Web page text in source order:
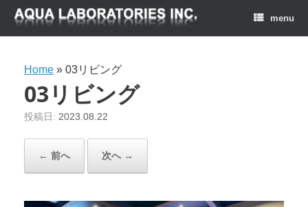
menu
Home » 03リビング
03リビング
投稿日: 2023.08.22
← 前へ 次へ →